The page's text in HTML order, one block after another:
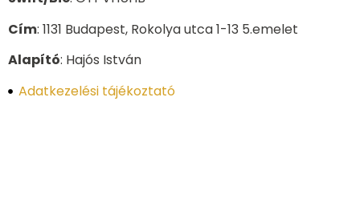
Cím: 1131 Budapest, Rokolya utca 1-13 5.emelet
Alapító: Hajós István
Adatkezelési tájékoztató